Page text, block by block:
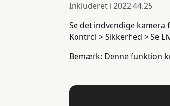
Inkluderet i 2022.44.25
Se det indvendige kamera
Kontrol > Sikkerhed > Se
Bemærk: Denne funktion